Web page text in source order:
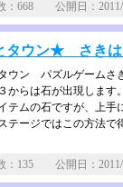
：668 公開日：
タウン★ さき
ウン パズルゲームさ
からは石が出現します。
テムの石ですが、上手
テージではこの方法で
：135 公開日：